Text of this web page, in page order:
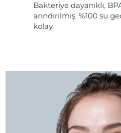
Bakteriye dayanıklı,
arındırılmış, %100 su
kolay.